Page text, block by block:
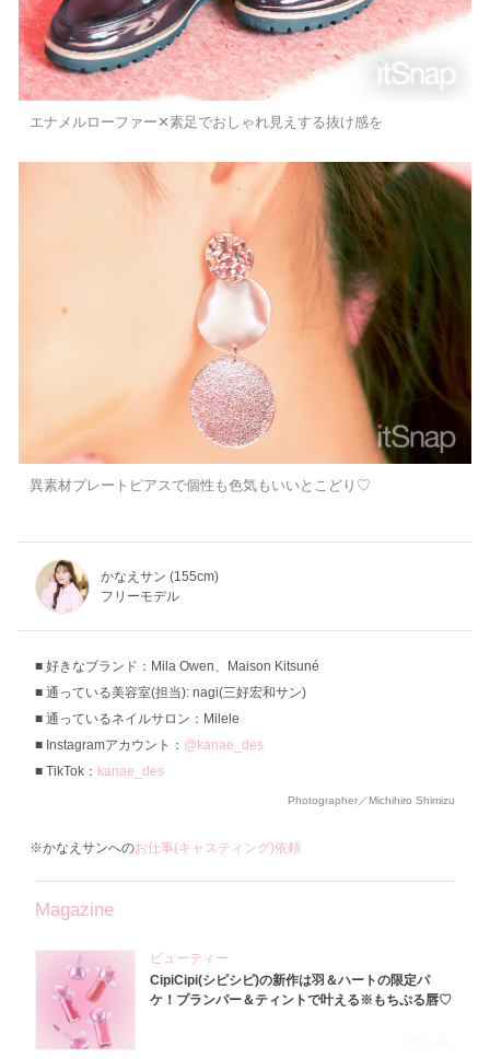
エナメルローファー✕素足でおしゃれ見えする抜け感を
異素材プレートピアスで個性も色気もいいとこどり♡
かなえサン (155cm)
フリーモデル
好きなブランド：Mila Owen、Maison Kitsuné
通っている美容室(担当): nagi(三好宏和サン)
通っているネイルサロン：Milele
Instagramアカウント： @kanae_des
TikTok： kanae_des
Photographer／Michihiro Shimizu
※かなえサンへのお仕事(キャスティング)依頼
Magazine
ビューティー
CipiCipi(シピシピ)の新作は羽＆ハートの限定パ
ケ！プランパー＆ティントで叶える※もちぷる唇♡